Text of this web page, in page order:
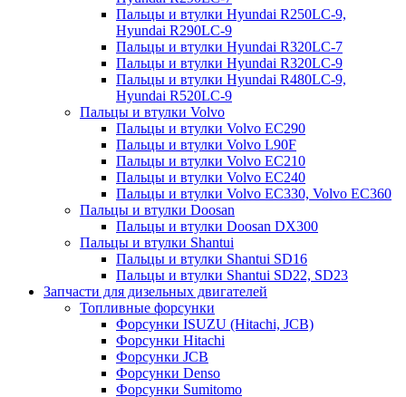
Пальцы и втулки Hyundai R250LC-9,
Hyundai R290LC-9
Пальцы и втулки Hyundai R320LC-7
Пальцы и втулки Hyundai R320LC-9
Пальцы и втулки Hyundai R480LC-9,
Hyundai R520LC-9
Пальцы и втулки Volvo
Пальцы и втулки Volvo EC290
Пальцы и втулки Volvo L90F
Пальцы и втулки Volvo EC210
Пальцы и втулки Volvo EC240
Пальцы и втулки Volvo EC330, Volvo EC360
Пальцы и втулки Doosan
Пальцы и втулки Doosan DX300
Пальцы и втулки Shantui
Пальцы и втулки Shantui SD16
Пальцы и втулки Shantui SD22, SD23
Запчасти для дизельных двигателей
Топливные форсунки
Форсунки ISUZU (Hitachi, JCB)
Форсунки Hitachi
Форсунки JCB
Форсунки Denso
Форсунки Sumitomo